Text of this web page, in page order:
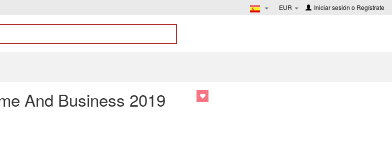
EUR Iniciar sesión o Regístrate
And Business 2019